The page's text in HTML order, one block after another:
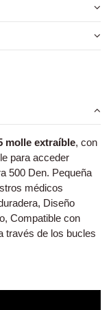
molle extraíble, con
para acceder
500 Den. Pequeña
médicos
Diseño
Compatible con
través de los bucles